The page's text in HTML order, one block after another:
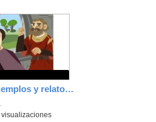
Colección de ejemplos y relatos 3º ESO
visualizaciones